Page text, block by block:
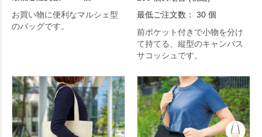
お買い物に便利なマルシェ型
のバッグです。
最低ご注文数： 30 個
前ポケット付きで小物を分け
て持てる、縦型のキャンバス
サコッシュです。